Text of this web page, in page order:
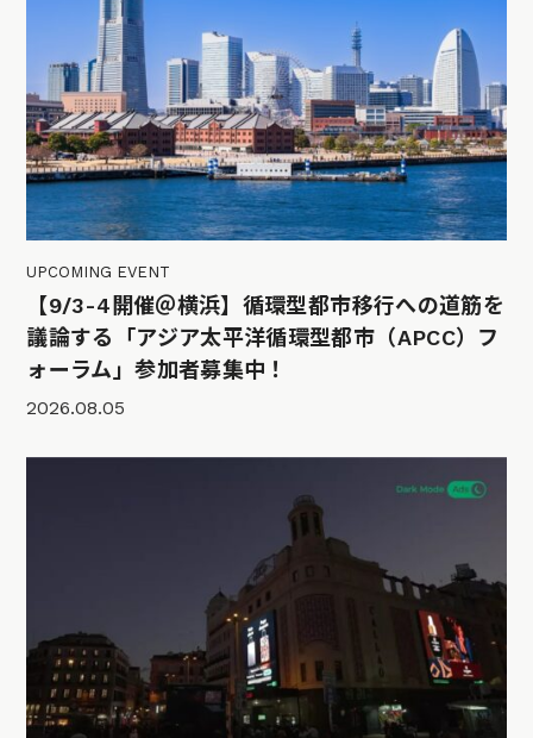
UPCOMING EVENT
【9/3-4開催＠横浜】循環型都市移行への道筋を
議論する「アジア太平洋循環型都市（APCC）フ
ォーラム」参加者募集中！
2026.08.05